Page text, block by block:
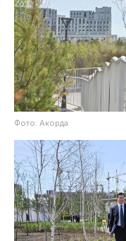
Фото: Акорда